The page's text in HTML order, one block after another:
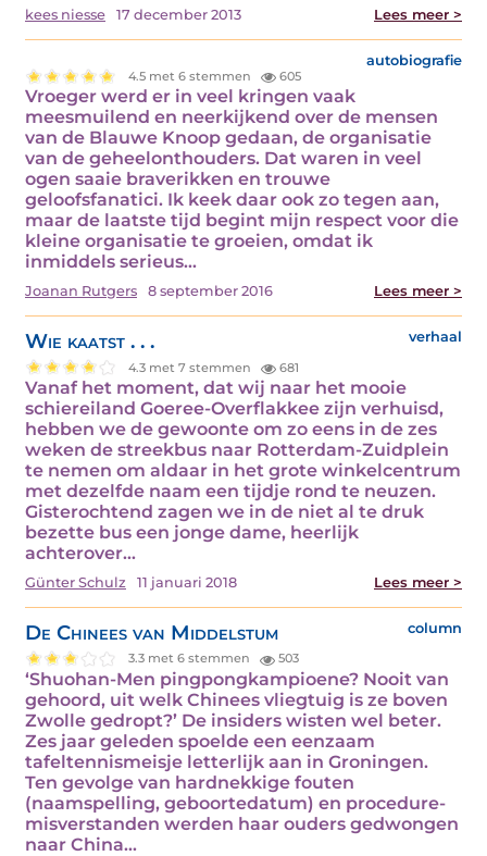
kees niesse 17 december 2013 Lees meer >
autobiografie
4.5 met 6 stemmen 605
Vroeger werd er in veel kringen vaak
meesmuilend en neerkijkend over de mensen
van de Blauwe Knoop gedaan, de organisatie
van de geheelonthouders. Dat waren in veel
ogen saaie braverikken en trouwe
geloofsfanatici. Ik keek daar ook zo tegen aan,
maar de laatste tijd begint mijn respect voor die
kleine organisatie te groeien, omdat ik
inmiddels serieus…
Joanan Rutgers 8 september 2016 Lees meer >
Wie kaatst . . . verhaal
4.3 met 7 stemmen 681
Vanaf het moment, dat wij naar het mooie
schiereiland Goeree-Overflakkee zijn verhuisd,
hebben we de gewoonte om zo eens in de zes
weken de streekbus naar Rotterdam-Zuidplein
te nemen om aldaar in het grote winkelcentrum
met dezelfde naam een tijdje rond te neuzen.
Gisterochtend zagen we in de niet al te druk
bezette bus een jonge dame, heerlijk
achterover…
Günter Schulz 11 januari 2018 Lees meer >
De Chinees van Middelstum column
3.3 met 6 stemmen 503
‘Shuohan-Men pingpongkampioene? Nooit van
gehoord, uit welk Chinees vliegtuig is ze boven
Zwolle gedropt?’ De insiders wisten wel beter.
Zes jaar geleden spoelde een eenzaam
tafeltennismeisje letterlijk aan in Groningen.
Ten gevolge van hardnekkige fouten
(naamspelling, geboortedatum) en procedure-
misverstanden werden haar ouders gedwongen
naar China…